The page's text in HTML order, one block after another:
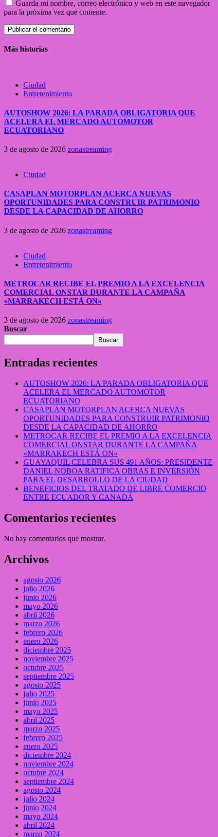
Guarda mi nombre, correo electrónico y web en este navegador
para la próxima vez que comente.
Más historias
Ciudad
Entretenimiento
AUTOSHOW 2026: LA PARADA OBLIGATORIA QUE
ACELERA EL MERCADO AUTOMOTOR
ECUATORIANO
3 de agosto de 2026 zonastreaming
Ciudad
CASAPLAN MOTORPLAN ACERCA NUEVAS
OPORTUNIDADES PARA CONSTRUIR PATRIMONIO
DESDE LA CAPACIDAD DE AHORRO
3 de agosto de 2026 zonastreaming
Ciudad
Entretenimiento
METROCAR RECIBE EL PREMIO A LA EXCELENCIA
COMERCIAL ONSTAR DURANTE LA CAMPAÑA
«MARRAKECH ESTÁ ON»
3 de agosto de 2026 zonastreaming
Buscar
Buscar
Entradas recientes
AUTOSHOW 2026: LA PARADA OBLIGATORIA QUE
ACELERA EL MERCADO AUTOMOTOR
ECUATORIANO
CASAPLAN MOTORPLAN ACERCA NUEVAS
OPORTUNIDADES PARA CONSTRUIR PATRIMONIO
DESDE LA CAPACIDAD DE AHORRO
METROCAR RECIBE EL PREMIO A LA EXCELENCIA
COMERCIAL ONSTAR DURANTE LA CAMPAÑA
«MARRAKECH ESTÁ ON»
GUAYAQUIL CELEBRA SUS 491 AÑOS: PRESIDENTE
DANIEL NOBOA RATIFICA OBRAS E INVERSIÓN
PARA EL DESARROLLO DE LA CIUDAD
BENEFICIOS DEL TRATADO DE LIBRE COMERCIO
ENTRE ECUADOR Y CANADÁ
Comentarios recientes
No hay comentarios que mostrar.
Archivos
agosto 2026
julio 2026
junio 2026
mayo 2026
abril 2026
marzo 2026
febrero 2026
enero 2026
diciembre 2025
noviembre 2025
octubre 2025
septiembre 2025
agosto 2025
julio 2025
junio 2025
mayo 2025
abril 2025
marzo 2025
febrero 2025
enero 2025
diciembre 2024
noviembre 2024
octubre 2024
septiembre 2024
agosto 2024
julio 2024
junio 2024
mayo 2024
abril 2024
marzo 2024